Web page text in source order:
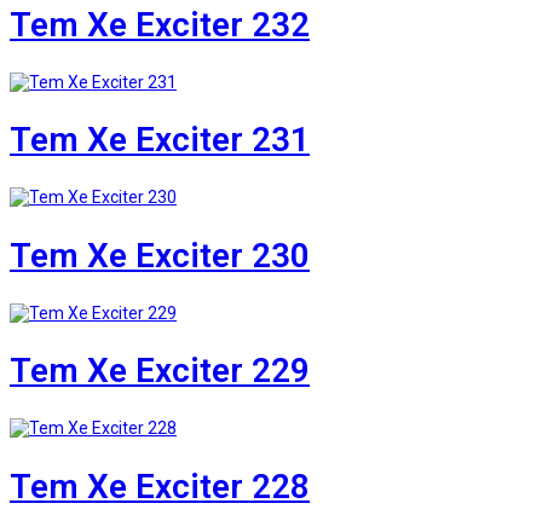
Tem Xe Exciter 232
Tem Xe Exciter 231
Tem Xe Exciter 230
Tem Xe Exciter 229
Tem Xe Exciter 228